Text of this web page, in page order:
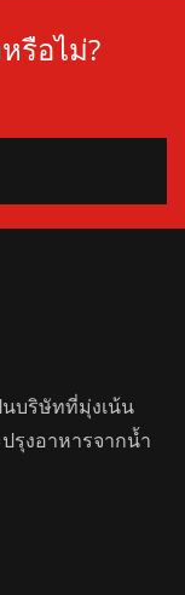
รือไม่?
นบริษัทที่มุ่งเน้น
รุงอาหารจากน้ำ